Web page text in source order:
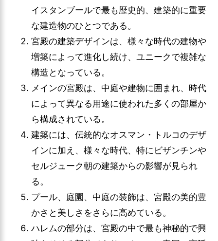
イスタンブールで最も歴史的、建築的に重要
な建造物のひとつである。
宮殿の建築デザインは、様々な時代の建物や
増築によって進化し続け、ユニークで複雑な
構造となっている。
メインの宮殿は、中庭や建物に囲まれ、時代
によって異なる用途に使われた多くの部屋か
ら構成されている。
建築には、伝統的なオスマン・トルコのデザ
インに加え、様々な時代、特にビザンチンや
セルジューク朝の建築からの影響が見られ
る。
プール、庭園、中庭の装飾は、宮殿の美的豊
かさと美しさをさらに高めている。
ハレムの部分は、宮殿の中で最も神秘的で興